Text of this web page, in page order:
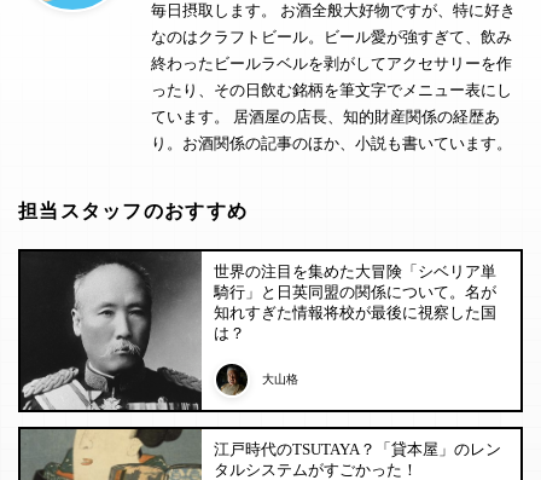
毎日摂取します。 お酒全般大好物ですが、特に好き
なのはクラフトビール。ビール愛が強すぎて、飲み
終わったビールラベルを剥がしてアクセサリーを作
ったり、その日飲む銘柄を筆文字でメニュー表にし
ています。 居酒屋の店長、知的財産関係の経歴あ
り。お酒関係の記事のほか、小説も書いています。
担当スタッフのおすすめ
世界の注目を集めた大冒険「シベリア単
騎行」と日英同盟の関係について。名が
知れすぎた情報将校が最後に視察した国
は？
大山格
江戸時代のTSUTAYA？「貸本屋」のレン
タルシステムがすごかった！